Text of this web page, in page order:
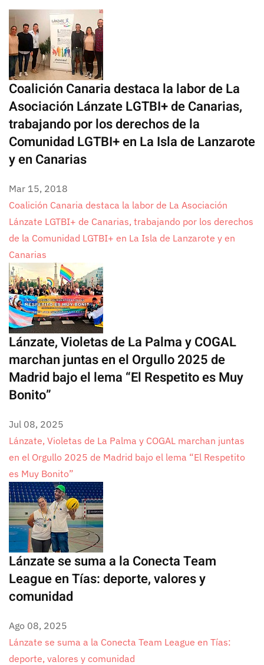
Coalición Canaria destaca la labor de La
Asociación Lánzate LGTBI+ de Canarias,
trabajando por los derechos de la
Comunidad LGTBI+ en La Isla de Lanzarote
y en Canarias
Mar 15, 2018
Coalición Canaria destaca la labor de La Asociación
Lánzate LGTBI+ de Canarias, trabajando por los derechos
de la Comunidad LGTBI+ en La Isla de Lanzarote y en
Canarias
Lánzate, Violetas de La Palma y COGAL
marchan juntas en el Orgullo 2025 de
Madrid bajo el lema “El Respetito es Muy
Bonito”
Jul 08, 2025
Lánzate, Violetas de La Palma y COGAL marchan juntas
en el Orgullo 2025 de Madrid bajo el lema “El Respetito
es Muy Bonito”
Lánzate se suma a la Conecta Team
League en Tías: deporte, valores y
comunidad
Ago 08, 2025
Lánzate se suma a la Conecta Team League en Tías:
deporte, valores y comunidad